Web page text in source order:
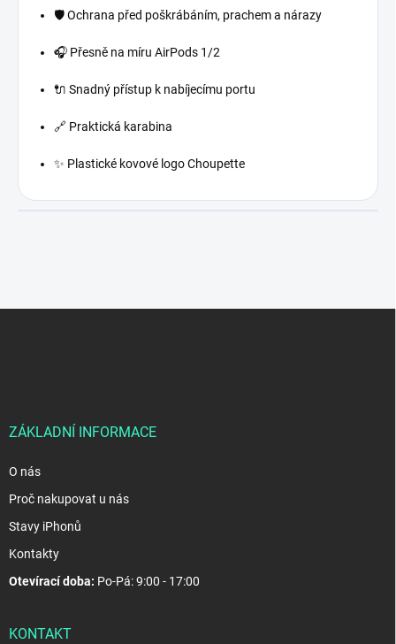
🛡️ Ochrana před poškrábáním, prachem a nárazy
🎧 Přesně na míru AirPods 1/2
🔌 Snadný přístup k nabíjecímu portu
🔗 Praktická karabina
✨ Plastické kovové logo Choupette
ZÁKLADNÍ INFORMACE
O nás
Proč nakupovat u nás
Stavy iPhonů
Kontakty
Otevírací doba: Po-Pá: 9:00 - 17:00
KONTAKT